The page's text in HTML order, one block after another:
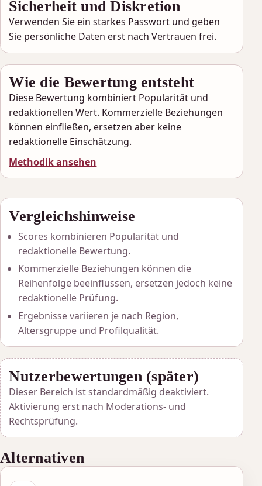
Sicherheit und Diskretion
Verwenden Sie ein starkes Passwort und geben
Sie persönliche Daten erst nach Vertrauen frei.
Wie die Bewertung entsteht
Diese Bewertung kombiniert Popularität und
redaktionellen Wert. Kommerzielle Beziehungen
können einfließen, ersetzen aber keine
redaktionelle Einschätzung.
Methodik ansehen
Vergleichshinweise
Scores kombinieren Popularität und
redaktionelle Bewertung.
Kommerzielle Beziehungen können die
Reihenfolge beeinflussen, ersetzen jedoch keine
redaktionelle Prüfung.
Ergebnisse variieren je nach Region,
Altersgruppe und Profilqualität.
Nutzerbewertungen (später)
Dieser Bereich ist standardmäßig deaktiviert.
Aktivierung erst nach Moderations- und
Rechtsprüfung.
Alternativen